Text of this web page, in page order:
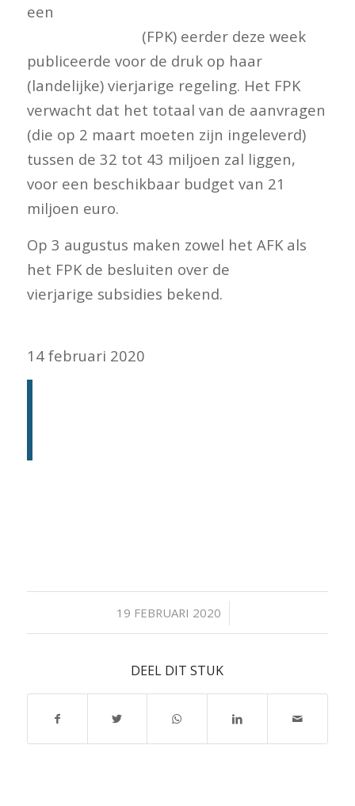
een
(FPK) eerder deze week
publiceerde voor de druk op haar
(landelijke) vierjarige regeling. Het FPK
verwacht dat het totaal van de aanvragen
(die op 2 maart moeten zijn ingeleverd)
tussen de 32 tot 43 miljoen zal liggen,
voor een beschikbaar budget van 21
miljoen euro.
Op 3 augustus maken zowel het AFK als
het FPK de besluiten over de
vierjarige subsidies bekend.
14 februari 2020
19 FEBRUARI 2020
/
DEEL DIT STUK